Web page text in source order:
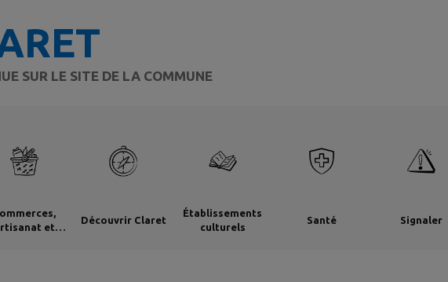
SUR LE SITE DE LA COMMUNE
et
Découvrir Claret
Établissements
culturels
Santé Signaler